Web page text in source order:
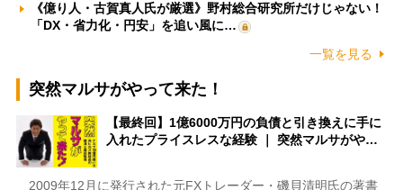
《億り人・古賀真人氏が厳選》野村総合研究所だけじゃない！
「DX・省力化・円安」を追い風に…
一覧を見る
突然マルサがやって来た！
【最終回】1億6000万円の負債と引き換えに手に
入れたプライスレスな経験 ｜ 突然マルサがや…
2009年12月に発行された元FXトレーダー・磯貝清明氏の著書